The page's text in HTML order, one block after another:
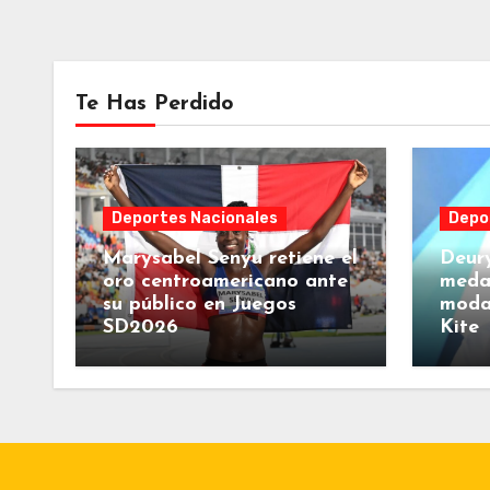
Te Has Perdido
Deportes Nacionales
Marysabel Senyu retiene el
oro centroamericano ante
su público en Juegos
SD2026
Kite